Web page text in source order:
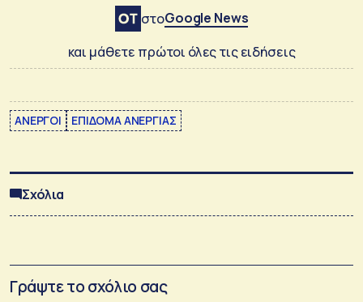
στοGoogle News
και μάθετε πρώτοι όλες τις ειδήσεις
ΑΝΕΡΓΟΙ ΕΠΙΔΟΜΑ ΑΝΕΡΓΙΑΣ
Σχόλια
Γράψτε το σχόλιο σας